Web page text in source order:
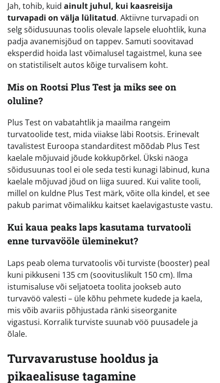
Jah, tohib, kuid ainult juhul, kui kaasreisija
turvapadi on välja lülitatud. Aktiivne turvapadi on
selg sõidusuunas toolis olevale lapsele eluohtlik, kuna
padja avanemisjõud on tappev. Samuti soovitavad
eksperdid hoida last võimalusel tagaistmel, kuna see
on statistiliselt autos kõige turvalisem koht.
Mis on Rootsi Plus Test ja miks see on
oluline?
Plus Test on vabatahtlik ja maailma rangeim
turvatoolide test, mida viiakse läbi Rootsis. Erinevalt
tavalistest Euroopa standarditest mõõdab Plus Test
kaelale mõjuvaid jõude kokkupõrkel. Ükski näoga
sõidusuunas tool ei ole seda testi kunagi läbinud, kuna
kaelale mõjuvad jõud on liiga suured. Kui valite tooli,
millel on kuldne Plus Test märk, võite olla kindel, et see
pakub parimat võimalikku kaitset kaelavigastuste vastu.
Kui kaua peaks laps kasutama turvatooli
enne turvavööle üleminekut?
Laps peab olema turvatoolis või turviste (booster) peal
kuni pikkuseni 135 cm (soovituslikult 150 cm). Ilma
istumisaluse või seljatoeta toolita jookseb auto
turvavöö valesti – üle kõhu pehmete kudede ja kaela,
mis võib avariis põhjustada ränki siseorganite
vigastusi. Korralik turviste suunab vöö puusadele ja
õlale.
Turvavarustuse hooldus ja
pikaealisuse tagamine